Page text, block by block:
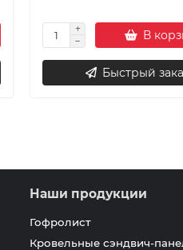
В
Быстрый
Наши продукции
Гофролист
Кровельные сэндвич-